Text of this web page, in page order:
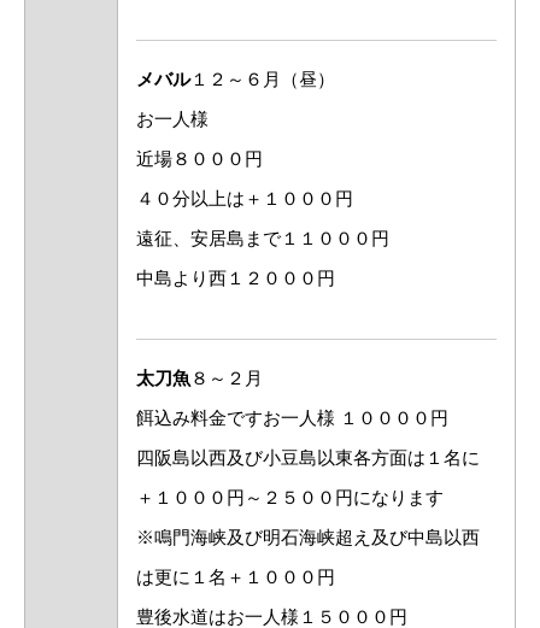
メバル１２～６月（昼）
お一人様
近場８０００円
４０分以上は＋１０００円
遠征、安居島まで１１０００円
中島より西１２０００円
太刀魚 ８～２月
餌込み料金ですお一人様 １００００円
四阪島以西及び小豆島以東各方面は１名に
＋１０００円～２５００円になります
※鳴門海峡及び明石海峡超え及び中島以西
は更に１名＋１０００円
豊後水道はお一人様１５０００円